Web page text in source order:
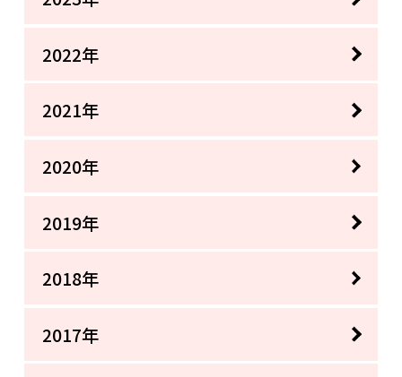
2022年
2021年
2020年
2019年
2018年
2017年